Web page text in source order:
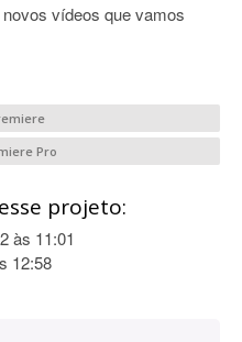
vídeos que vamos
Pro
projeto:
às 11:01
12:58